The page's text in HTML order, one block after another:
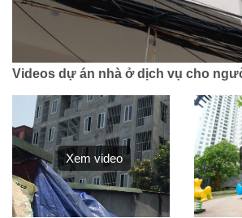
Videos dự án nhà ở dịch vụ cho
Xem video